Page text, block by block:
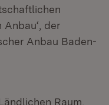
der
Anbau Baden-
Raum,